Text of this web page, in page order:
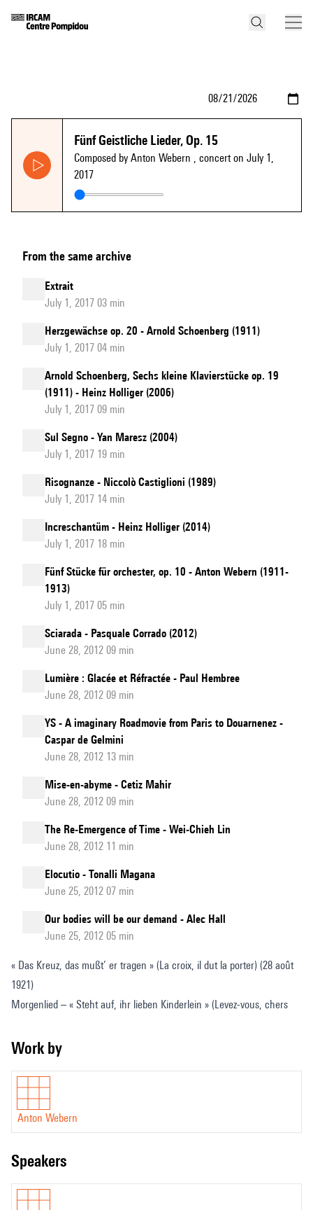
Fünf Geistliche Lieder, Op. 15
Composed by Anton Webern , concert on July 1,
2017
From the same archive
Extrait
July 1, 2017 03 min
Herzgewächse op. 20 - Arnold Schoenberg (1911)
July 1, 2017 04 min
Arnold Schoenberg, Sechs kleine Klavierstücke op. 19
(1911) - Heinz Holliger (2006)
July 1, 2017 09 min
Sul Segno - Yan Maresz (2004)
July 1, 2017 19 min
Risognanze - Niccolò Castiglioni (1989)
July 1, 2017 14 min
Increschantüm - Heinz Holliger (2014)
July 1, 2017 18 min
Fünf Stücke für orchester, op. 10 - Anton Webern (1911-
1913)
July 1, 2017 05 min
Sciarada - Pasquale Corrado (2012)
June 28, 2012 09 min
Lumière : Glacée et Réfractée - Paul Hembree
June 28, 2012 09 min
YS - A imaginary Roadmovie from Paris to Douarnenez -
Caspar de Gelmini
June 28, 2012 13 min
Mise-en-abyme - Cetiz Mahir
June 28, 2012 09 min
The Re-Emergence of Time - Wei-Chieh Lin
June 28, 2012 11 min
Elocutio - Tonalli Magana
June 25, 2012 07 min
Our bodies will be our demand - Alec Hall
June 25, 2012 05 min
« Das Kreuz, das mußt’ er tragen » (La croix, il dut la porter) (28 août
1921)
Morgenlied – « Steht auf, ihr lieben Kinderlein » (Levez-vous, chers
« In Gottes Namen aufstehn » (Levons-nous au nom du Seigneur) (3
juillet 1922)
« Fahr hin, o Seel’, zu deinem Gott » (Va, mon âme, élance-toi vers
Work by
Anton Webern
speakers